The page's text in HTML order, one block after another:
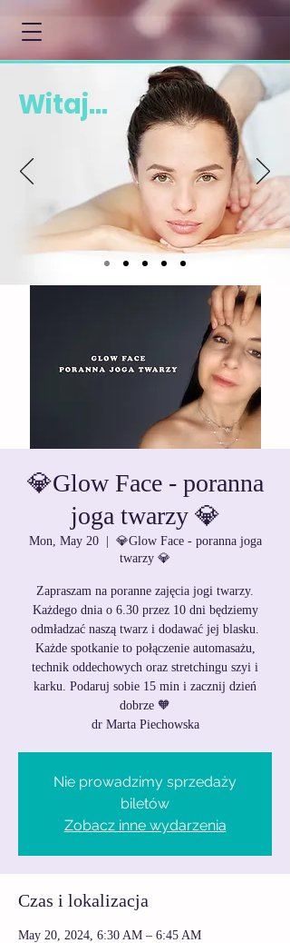
Witaj...
💎Glow Face - poranna
joga twarzy 💎
Mon, May 20
  |
💎Glow Face - poranna joga
twarzy 💎
Zapraszam na poranne zajęcia jogi twarzy.
Każdego dnia o 6.30 przez 10 dni będziemy
odmładzać naszą twarz i dodawać jej blasku.
Każde spotkanie to połączenie automasażu,
technik oddechowych oraz stretchingu szyi i
karku. Podaruj sobie 15 min i zacznij dzień
dobrze 🧡
dr Marta Piechowska
Nie prowadzimy sprzedaży
biletów
Zobacz inne wydarzenia
Czas i lokalizacja
May 20, 2024, 6:30 AM – 6:45 AM